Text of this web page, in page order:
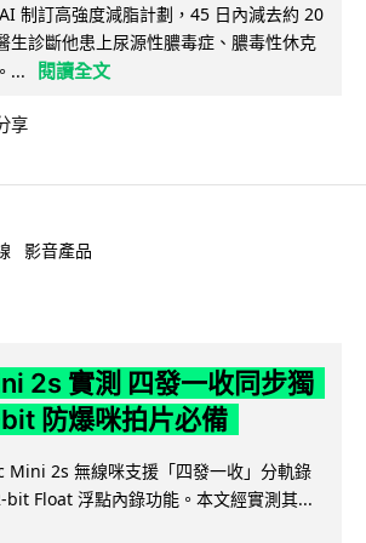
制訂高強度減脂計劃，45 日內減去約 20
生診斷他患上尿源性膿毒症、膿毒性休克
...
閱讀全文
享
影音產品
2s 實測 四發一收同步獨
防爆咪拍片必備
Mini 2s 無線咪支援「四發一收」分軌錄
bit Float 浮點內錄功能。本文經實測其...